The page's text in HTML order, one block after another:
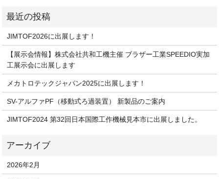
JIMTOF2026に出展します！
【展示会情報】株式会社共和工機主催 ブラザー工業SPEEDIO実加
工展示会に出展します
メカトロテックジャパン2025に出展します！
SV-アルファPF（移動式ろ過装置） 新製品のご案内
JIMTOF2024 第32回日本国際工作機械見本市に出展しました。
2026年2月